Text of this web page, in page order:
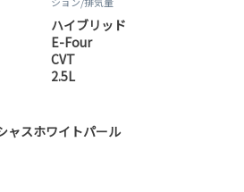
ハイブリッド
E-Four
CVT
2.5L
ャスホワイトパール